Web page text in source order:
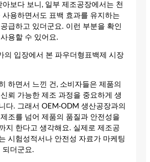
아보다 보니, 일부 제조공장에서는 천
사용하면서도 표백 효과를 유지하는
급하고 있더군요. 이런 부분을 확인
용할 수 있어요.
의 입장에서 본 파우더형표백제 시장
하면서 느낀 건, 소비자들은 제품의
뢰 가능한 제조 과정을 중요하게 생
다. 그래서 OEM·ODM 생산공장과의
조를 넘어 제품의 품질과 안전성을
지 한다고 생각해요. 실제로 제조공
시험성적서나 안전성 자료가 마케팅
되더군요.